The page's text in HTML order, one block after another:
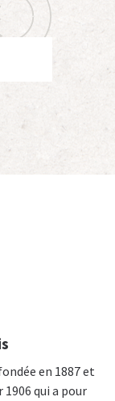
en 1887 et
qui a pour